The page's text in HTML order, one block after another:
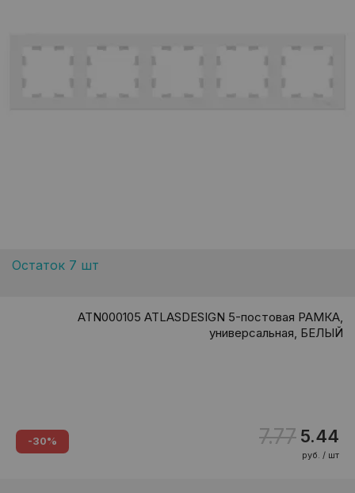
Остаток 7 шт
ATN000105 ATLASDESIGN 5-постовая РАМКА,
универсальная, БЕЛЫЙ
-30% 7.77 5.44
руб. / шт